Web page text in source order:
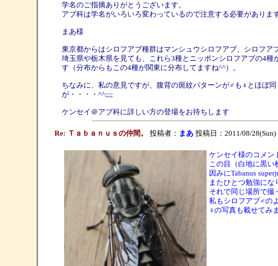
学名のご指摘ありがとうございます。
アブ科は学名がいろいろ変わっているので注意する必要がありま
まあ様
東京都からはシロフアブ種群はマンシュウシロフアブ、シロフア
埼玉県や栃木県を見ても、これら3種とニッポンシロフアブの4
す（分布からもこの4種が関東に分布してますね^^）。
ちなみに、私の意見ですが、腹背の斑紋パターンが♂も♀とほぼ
が・・・・^^;;;;
ケンセイ＠アブ科に詳しい方の登場をお待ちします
Re: Ｔａｂａｎｕｓの仲間。 投稿者： まあ投稿日：2011/08/28(Sun)
ケンセイ様のコメン
この目（白地に黒い
因みにTabanus
またひとつ勉強にな
それで同じ場所で撮
私もシロフアブ♂の
♀の写真も載せてみ